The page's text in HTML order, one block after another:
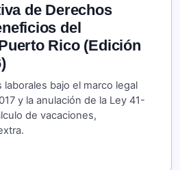
de Derechos
del
Rico (Edición
bajo el marco legal
y la anulación de la Ley 41-
de vacaciones,